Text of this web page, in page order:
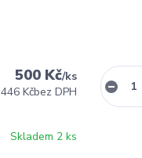
500 Kč/ks
446 Kčbez DPH
Skladem 2 ks